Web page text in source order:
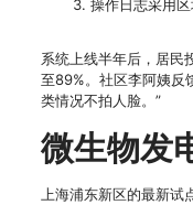
操作日志采用
系统上线半年后，居民
至89%。社区李阿姨反
类情况不拍人脸。”
微生物发
上海浦东新区的最新试